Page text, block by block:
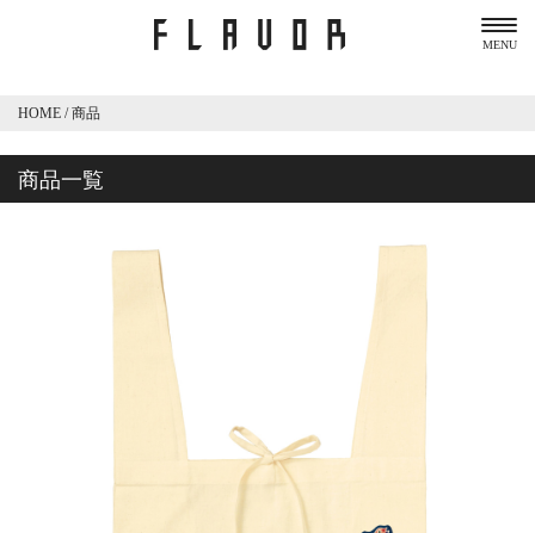
MENU
HOME /商品
商品一覧